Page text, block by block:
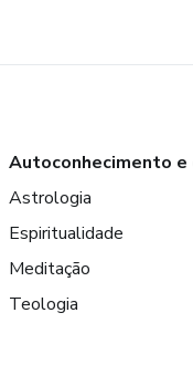
Autoconhecimento
Astrologia
Espiritualidade
Meditação
Teologia